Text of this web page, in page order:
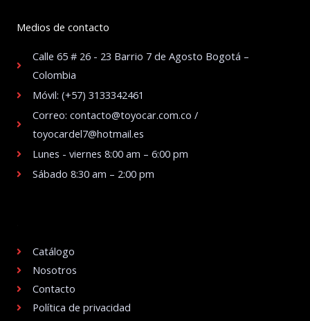
Medios de contacto
Calle 65 # 26 - 23 Barrio 7 de Agosto Bogotá –
Colombia
Móvil: (+57) 3133342461
Correo: contacto@toyocar.com.co /
toyocardel7@hotmail.es
Lunes - viernes 8:00 am – 6:00 pm
Sábado 8:30 am – 2:00 pm
Catálogo
Nosotros
Contacto
Política de privacidad